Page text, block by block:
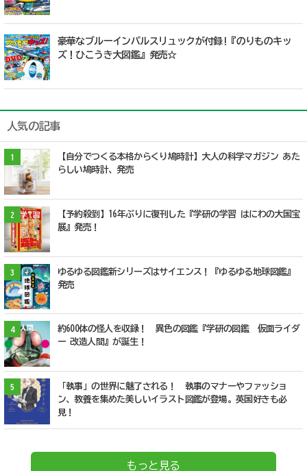
豪華なブルーインパルスリュックが付録!『のりものキッ
ズ！ひこうき大図鑑』発売☆
人気の記事
1
【自分でつくる本格からくり鳩時計】大人の科学マガジン あた
らしい鳩時計、発売
2
【予約殺到】16年ぶりに復刊した『学研の学習 はにわの大国宝
展』発売！
3
ゆるゆる図鑑新シリーズはサイエンス！『ゆるゆる地球図鑑』
発売
4
約600体の怪人を収録！ 異色の図鑑『学研の図鑑 仮面ライダ
ー 改造人間』が誕生！
5
「執事」の世界に魅了される！ 執事のマナーやファッショ
ン、教養を集めた美しいイラスト図鑑が登場。英国好きも必
見！
もっと見る